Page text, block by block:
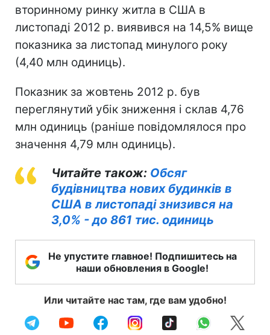
вторинному ринку житла в США в
листопаді 2012 р. виявився на 14,5% вище
показника за листопад минулого року
(4,40 млн одиниць).
Показник за жовтень 2012 р. був
переглянутий убік зниження і склав 4,76
млн одиниць (раніше повідомлялося про
значення 4,79 млн одиниць).
Читайте також: Обсяг
будівництва нових будинків в
США в листопаді знизився на
3,0% - до 861 тис. одиниць
Не упустите главное! Подпишитесь на
наши обновления в Google!
Или читайте нас там, где вам удобно!